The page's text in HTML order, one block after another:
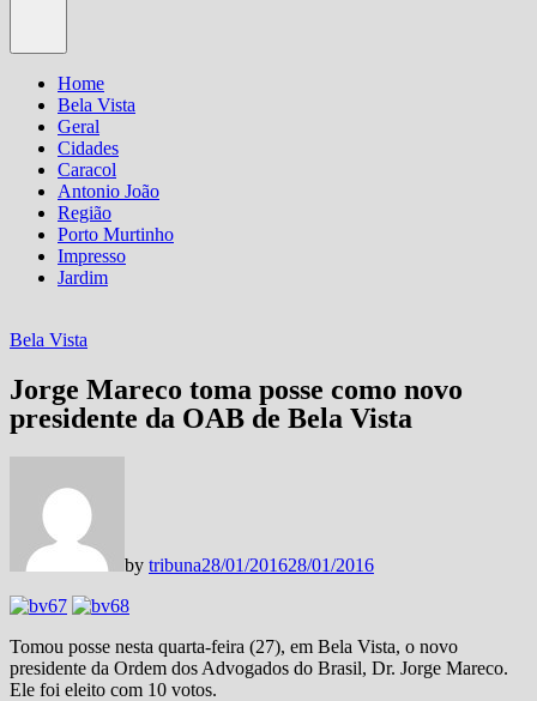
Home
Bela Vista
Geral
Cidades
Caracol
Antonio João
Região
Porto Murtinho
Impresso
Jardim
Bela Vista
Jorge Mareco toma posse como novo
presidente da OAB de Bela Vista
by tribuna28/01/201628/01/2016
Tomou posse nesta quarta-feira (27), em Bela Vista, o novo
presidente da Ordem dos Advogados do Brasil, Dr. Jorge Mareco.
Ele foi eleito com 10 votos.